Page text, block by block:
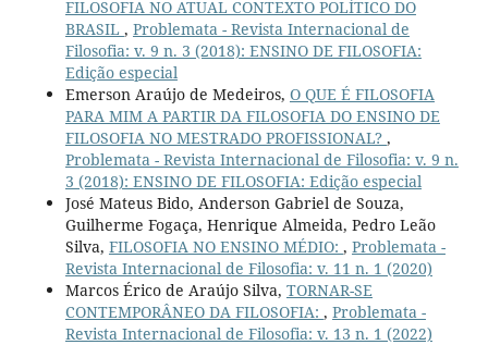
FILOSOFIA NO ATUAL CONTEXTO POLÍTICO DO
BRASIL , Problemata - Revista Internacional de
Filosofia: v. 9 n. 3 (2018): ENSINO DE FILOSOFIA:
Edição especial
Emerson Araújo de Medeiros, O QUE É FILOSOFIA
PARA MIM A PARTIR DA FILOSOFIA DO ENSINO DE
FILOSOFIA NO MESTRADO PROFISSIONAL? ,
Problemata - Revista Internacional de Filosofia: v. 9 n.
3 (2018): ENSINO DE FILOSOFIA: Edição especial
José Mateus Bido, Anderson Gabriel de Souza,
Guilherme Fogaça, Henrique Almeida, Pedro Leão
Silva, FILOSOFIA NO ENSINO MÉDIO: , Problemata -
Revista Internacional de Filosofia: v. 11 n. 1 (2020)
Marcos Érico de Araújo Silva, TORNAR-SE
CONTEMPORÂNEO DA FILOSOFIA: , Problemata -
Revista Internacional de Filosofia: v. 13 n. 1 (2022)